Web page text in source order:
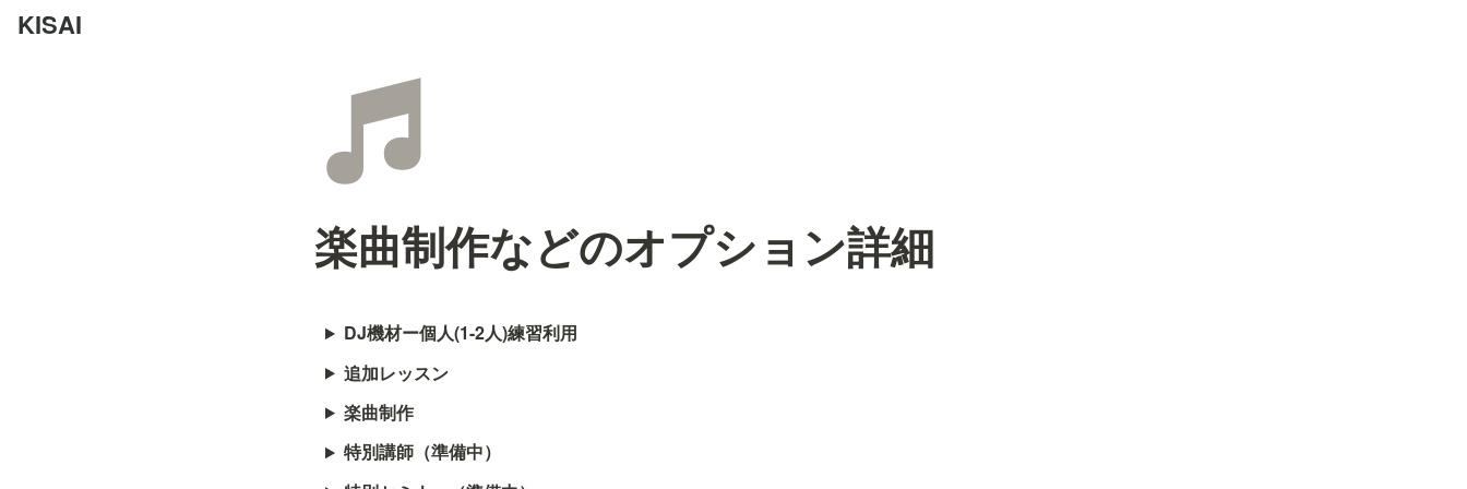
KISAI
楽曲制作などのオプション詳細
DJ機材ー個人(1-2人)練習利用
追加レッスン
楽曲制作
特別講師（準備中）